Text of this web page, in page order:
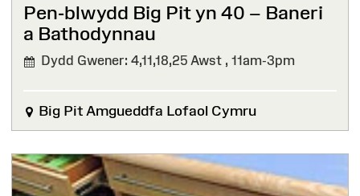
Pen-blwydd Big Pit yn 40 – Baneri
a Bathodynnau⁠ ⁠
Dydd Gwener: 4,11,18,25 Awst , 11am-3pm
Big Pit Amgueddfa Lofaol Cymru